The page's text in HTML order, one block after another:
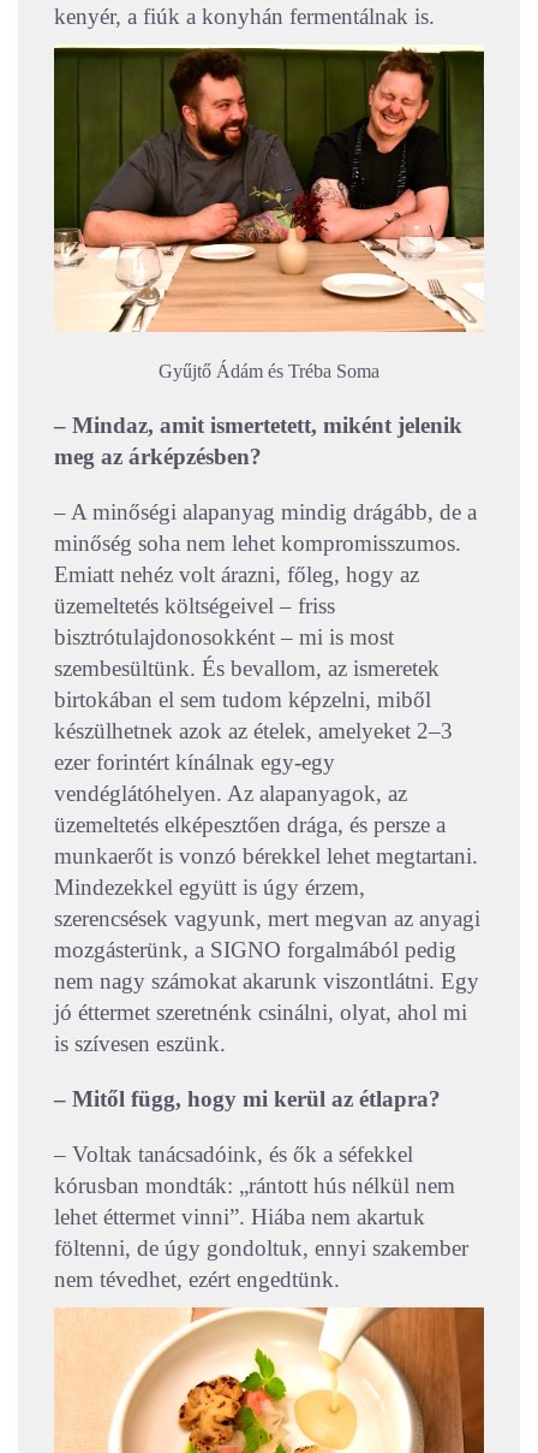
kenyér, a fiúk a konyhán fermentálnak is.
Gyűjtő Ádám és Tréba Soma
– Mindaz, amit ismertetett, miként jelenik
meg az árképzésben?
– A minőségi alapanyag mindig drágább, de a
minőség soha nem lehet kompromisszumos.
Emiatt nehéz volt árazni, főleg, hogy az
üzemeltetés költségeivel – friss
bisztrótulajdonosokként – mi is most
szembesültünk. És bevallom, az ismeretek
birtokában el sem tudom képzelni, miből
készülhetnek azok az ételek, amelyeket 2–3
ezer forintért kínálnak egy-egy
vendéglátóhelyen. Az alapanyagok, az
üzemeltetés elképesztően drága, és persze a
munkaerőt is vonzó bérekkel lehet megtartani.
Mindezekkel együtt is úgy érzem,
szerencsések vagyunk, mert megvan az anyagi
mozgásterünk, a SIGNO forgalmából pedig
nem nagy számokat akarunk viszontlátni. Egy
jó éttermet szeretnénk csinálni, olyat, ahol mi
is szívesen eszünk.
– Mitől függ, hogy mi kerül az étlapra?
– Voltak tanácsadóink, és ők a séfekkel
kórusban mondták: „rántott hús nélkül nem
lehet éttermet vinni”. Hiába nem akartuk
föltenni, de úgy gondoltuk, ennyi szakember
nem tévedhet, ezért engedtünk.